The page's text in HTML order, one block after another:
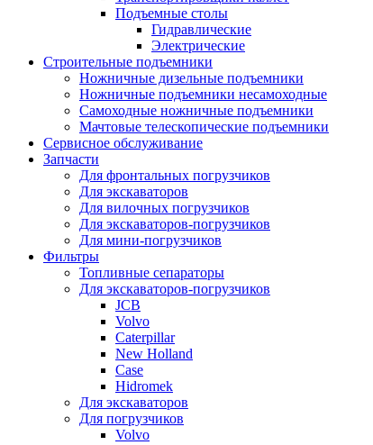
Подъемные столы
Гидравлические
Электрические
Строительные подъемники
Ножничные дизельные подъемники
Ножничные подъемники несамоходные
Самоходные ножничные подъемники
Мачтовые телескопические подъемники
Сервисное обслуживание
Запчасти
Для фронтальных погрузчиков
Для экскаваторов
Для вилочных погрузчиков
Для экскаваторов-погрузчиков
Для мини-погрузчиков
Фильтры
Топливные сепараторы
Для экскаваторов-погрузчиков
JCB
Volvo
Caterpillar
New Holland
Case
Hidromek
Для экскаваторов
Для погрузчиков
Volvo